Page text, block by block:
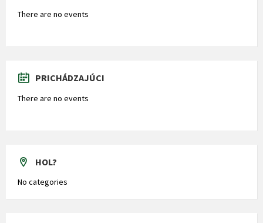
There are no events
PRICHÁDZAJÚCI
There are no events
HOL?
No categories